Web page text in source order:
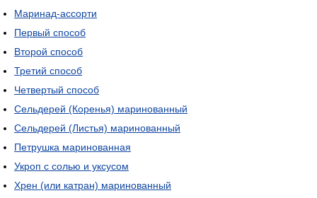
Маринад-ассорти
Первый способ
Второй способ
Третий способ
Четвертый способ
Сельдерей (Коренья) маринованный
Сельдерей (Листья) маринованный
Петрушка маринованная
Укроп с солью и уксусом
Хрен (или катран) маринованный